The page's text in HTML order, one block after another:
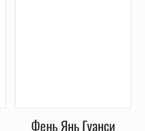
Фень Янь Гуанси